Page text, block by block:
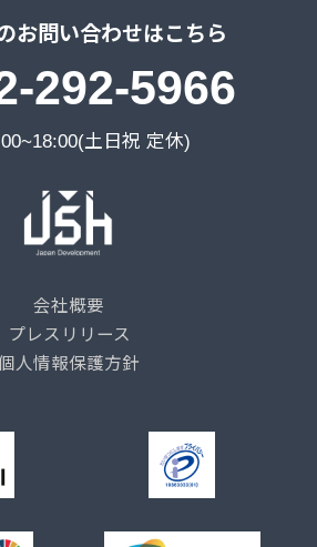
お問い合わせはこちら
292-5966
土日祝 定休)
会社概要
プレスリリース
人情報保護方針